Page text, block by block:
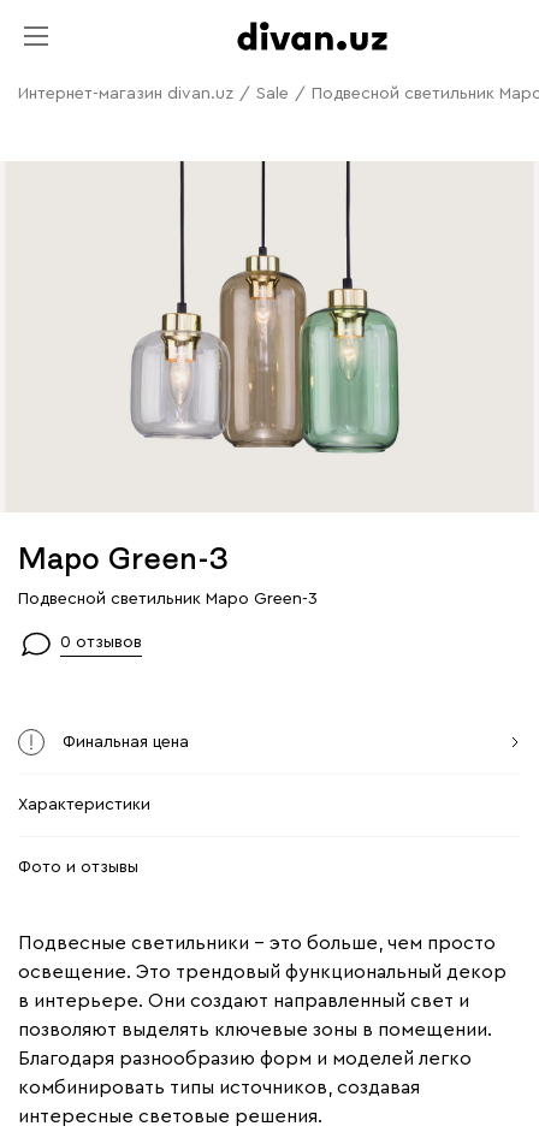
Интернет-магазин divan.uz / Sale / Подвесной светильник
Маро Green-3
Подвесной светильник Маро Green-3
0 отзывов
Финальная цена
Характеристики
Фото и отзывы
Подвесные светильники – это больше, чем просто
освещение. Это трендовый функциональный декор
в интерьере. Они создают направленный свет и
позволяют выделять ключевые зоны в помещении.
Благодаря разнообразию форм и моделей легко
комбинировать типы источников, создавая
интересные световые решения.